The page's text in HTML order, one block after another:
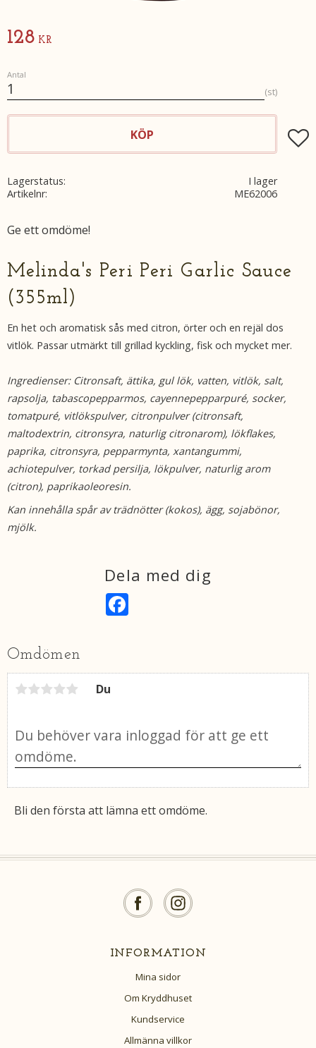
128 KR
Antal
st
KÖP
Lagerstatus
I lager
Artikelnr
ME62006
Ge ett omdöme!
Melinda's Peri Peri Garlic Sauce
(355ml)
En het och aromatisk sås med citron, örter och en rejäl dos
vitlök. Passar utmärkt till grillad kyckling, fisk och mycket mer.
Ingredienser: Citronsaft, ättika, gul lök, vatten, vitlök, salt,
rapsolja, tabascopepparmos, cayennepepparpuré, socker,
tomatpuré, vitlökspulver, citronpulver (citronsaft,
maltodextrin, citronsyra, naturlig citronarom), lökflakes,
paprika, citronsyra, pepparmynta, xantangummi,
achiotepulver, torkad persilja, lökpulver, naturlig arom
(citron), paprikaoleoresin.
Kan innehålla spår av trädnötter (kokos), ägg, sojabönor,
mjölk.
Dela med dig
k
Omdömen
Du
Bli den första att lämna ett omdöme.
INFORMATION
Mina sidor
Om Kryddhuset
Kundservice
Allmänna villkor